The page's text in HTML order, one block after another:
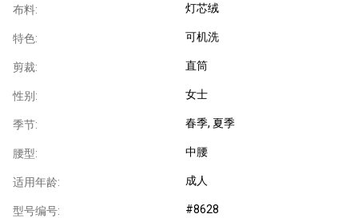
布料: 灯芯绒
特色: 可机洗
剪裁: 直筒
性别: 女士
季节: 春季, 夏季
腰型: 中腰
适用年龄: 成人
型号编号: #8628